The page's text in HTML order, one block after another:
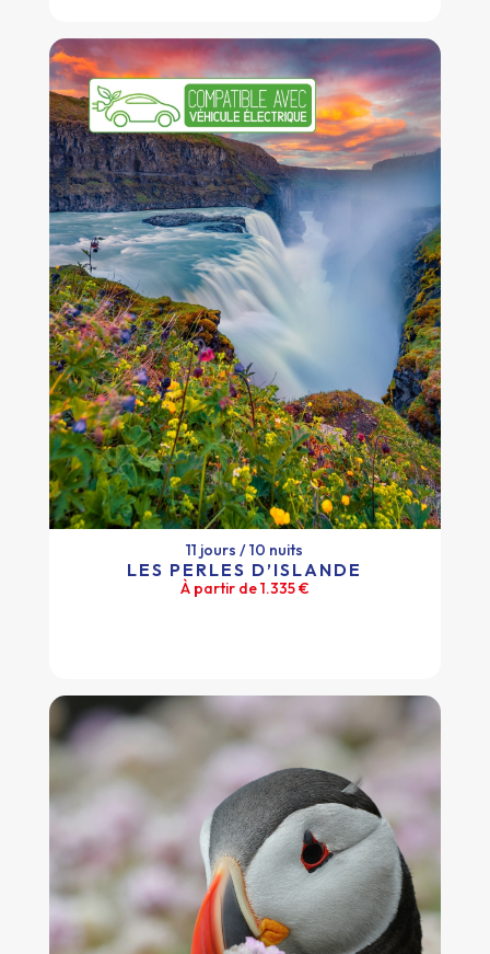
11 jours / 10 nuits
LES PERLES D’ISLANDE
À partir de 1.335 €
Plus d'infos